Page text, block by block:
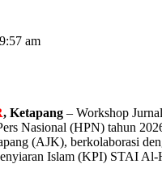
am
, Ketapang – Workshop
Nasional (HPN) tahun
(AJK), berkolaborasi
Islam (KPI) STAI Al-